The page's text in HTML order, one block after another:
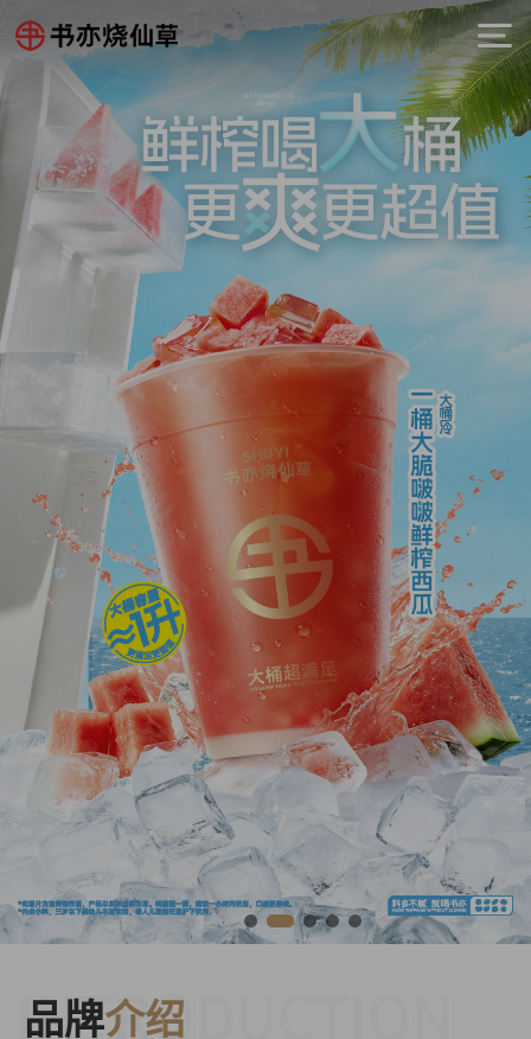
INTRODUCTION
品牌介绍